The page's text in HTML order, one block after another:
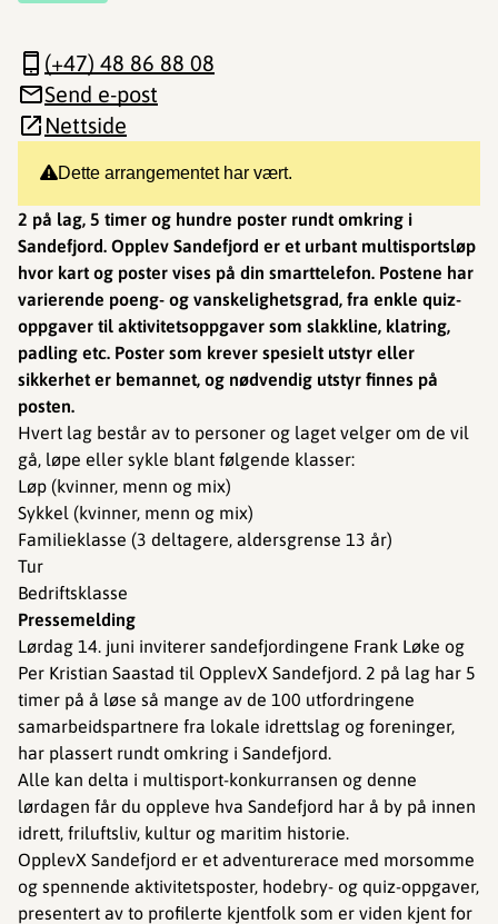
Dette arrangementet har vært.
2 på lag, 5 timer og hundre poster rundt omkring i
Sandefjord. Opplev Sandefjord er et urbant multisportsløp
hvor kart og poster vises på din smarttelefon. Postene har
varierende poeng- og vanskelighetsgrad, fra enkle quiz-
oppgaver til aktivitetsoppgaver som slakkline, klatring,
padling etc. Poster som krever spesielt utstyr eller
sikkerhet er bemannet, og nødvendig utstyr finnes på
posten.
Hvert lag består av to personer og laget velger om de vil
gå, løpe eller sykle blant følgende klasser:
Løp (kvinner, menn og mix)
Sykkel (kvinner, menn og mix)
Familieklasse (3 deltagere, aldersgrense 13 år)
Tur
Bedriftsklasse
Pressemelding
Lørdag 14. juni inviterer sandefjordingene Frank Løke og
Per Kristian Saastad til OpplevX Sandefjord. 2 på lag har 5
timer på å løse så mange av de 100 utfordringene
samarbeidspartnere fra lokale idrettslag og foreninger,
har plassert rundt omkring i Sandefjord.
Alle kan delta i multisport-konkurransen og denne
lørdagen får du oppleve hva Sandefjord har å by på innen
idrett, friluftsliv, kultur og maritim historie.
OpplevX Sandefjord er et adventurerace med morsomme
og spennende aktivitetsposter, hodebry- og quiz-oppgaver,
presentert av to profilerte kjentfolk som er viden kjent for
(+47) 48 86 88 08
Send e-post
Nettside